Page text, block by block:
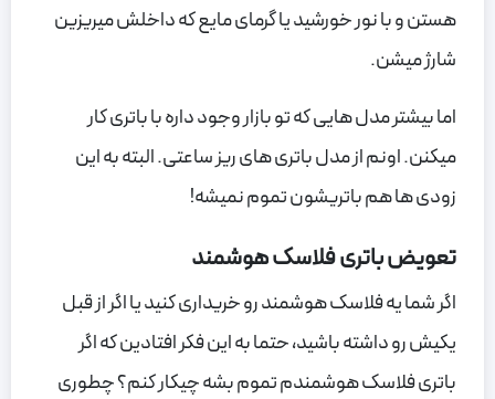
هستن و با نور خورشید یا گرمای مایع که داخلش میریزین
شارژ میشن.
اما بیشتر مدل هایی که تو بازار وجود داره با باتری کار
میکنن. اونم از مدل باتری های ریز ساعتی. البته به این
زودی ها هم باتریشون تموم نمیشه!
تعویض باتری فلاسک هوشمند
اگر شما یه فلاسک هوشمند رو خریداری کنید یا اگر از قبل
یکیش رو داشته باشید، حتما به این فکر افتادین که اگر
باتری فلاسک هوشمندم تموم بشه چیکار کنم؟ چطوری